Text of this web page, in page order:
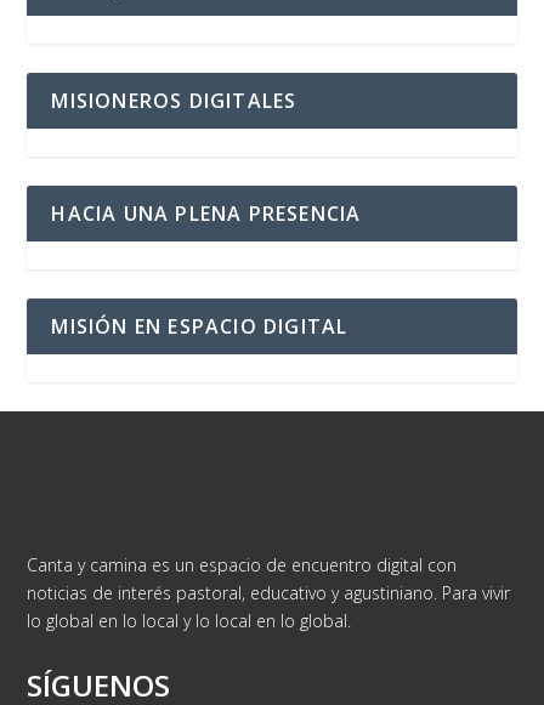
MISIONEROS DIGITALES
HACIA UNA PLENA PRESENCIA
MISIÓN EN ESPACIO DIGITAL
Canta y camina es un espacio de encuentro digital con
noticias de interés pastoral, educativo y agustiniano. Para vivir
lo global en lo local y lo local en lo global.
SÍGUENOS